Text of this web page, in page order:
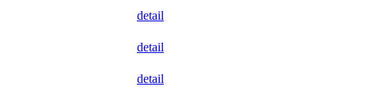
detail
detail
detail